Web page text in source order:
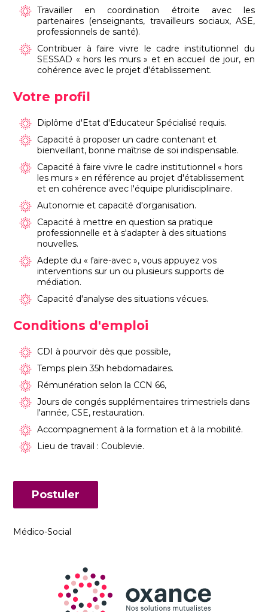
Travailler en coordination étroite avec les
partenaires (enseignants, travailleurs sociaux, ASE,
professionnels de santé).
Contribuer à faire vivre le cadre institutionnel du
SESSAD « hors les murs » et en accueil de jour, en
cohérence avec le projet d'établissement.
Votre profil
Diplôme d'Etat d'Educateur Spécialisé requis.
Capacité à proposer un cadre contenant et
bienveillant, bonne maîtrise de soi indispensable.
Capacité à faire vivre le cadre institutionnel « hors
les murs » en référence au projet d'établissement
et en cohérence avec l'équipe pluridisciplinaire.
Autonomie et capacité d'organisation.
Capacité à mettre en question sa pratique
professionnelle et à s'adapter à des situations
nouvelles.
Adepte du « faire-avec », vous appuyez vos
interventions sur un ou plusieurs supports de
médiation.
Capacité d'analyse des situations vécues.
Conditions d'emploi
CDI à pourvoir dès que possible,
Temps plein 35h hebdomadaires.
Rémunération selon la CCN 66,
Jours de congés supplémentaires trimestriels dans
l'année, CSE, restauration.
Accompagnement à la formation et à la mobilité.
Lieu de travail : Coublevie.
Postuler
Médico-Social